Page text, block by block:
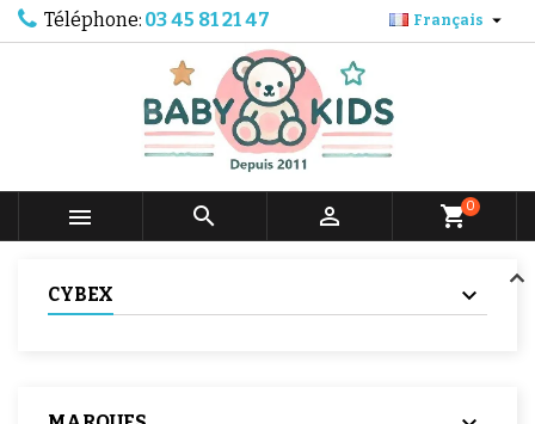
Téléphone: 03 45 81 21 47 Français 
   shopping_cart0
CYBEX